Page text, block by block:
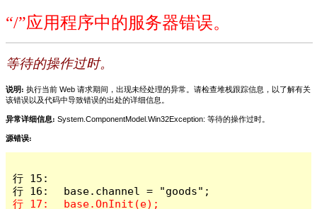
“/”应用程序中的服务器错误。
等待的操作过时。
说明: 执行当前 Web 请求期间，出现未经处理的异常。请检查堆栈跟踪信息，以了解有关
该错误以及代码中导致错误的出处的详细信息。
异常详细信息: System.ComponentModel.Win32Exception: 等待的操作过时。
源错误:
行 15: